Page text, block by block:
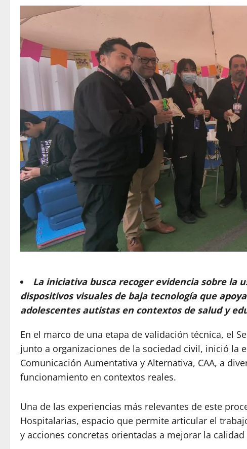
La iniciativa busca recoger evidencia sobre la
dispositivos visuales de baja tecnología que
adolescentes autistas en contextos de salud y
En el marco de una etapa de validación técnica, el
junto a organizaciones de la sociedad civil, inició la
Comunicación Aumentativa y Alternativa, CAA, a
funcionamiento en contextos reales.
Una de las experiencias más relevantes de este
Hospitalarias, espacio que permite articular el
y acciones concretas orientadas a mejorar la